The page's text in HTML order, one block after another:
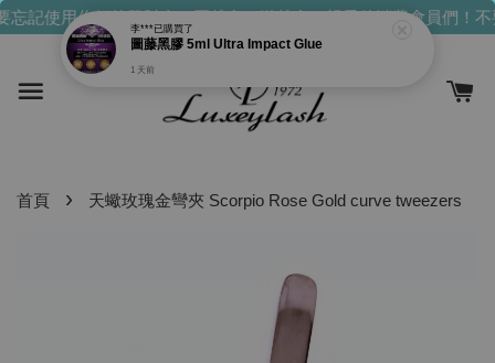
記使用你們的發財金！買越多，送越多！親愛的消費會員們！不
首頁 › 天蠍玫瑰金彎夾 Scorpio Rose Gold curve tweezers